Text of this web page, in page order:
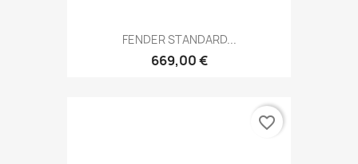
FENDER STANDARD...
669,00 €
favorite_border